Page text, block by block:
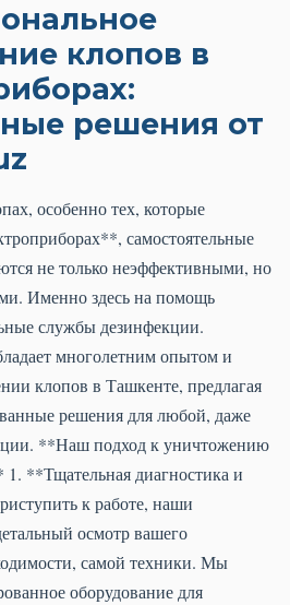
клопов в
решения от
особенно тех, которые
самостоятельные
не только неэффективными, но
Именно здесь на помощь
службы дезинфекции.
многолетним опытом и
клопов в Ташкенте, предлагая
решения для любой, даже
**Наш подход к уничтожению
**Тщательная диагностика и
к работе, наши
осмотр вашего
самой техники. Мы
оборудование для